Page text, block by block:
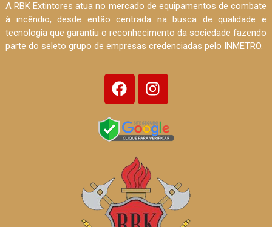
A RBK Extintores atua no mercado de equipamentos de combate
à incêndio, desde então centrada na busca de qualidade e
tecnologia que garantiu o reconhecimento da sociedade fazendo
parte do seleto grupo de empresas credenciadas pelo INMETRO.